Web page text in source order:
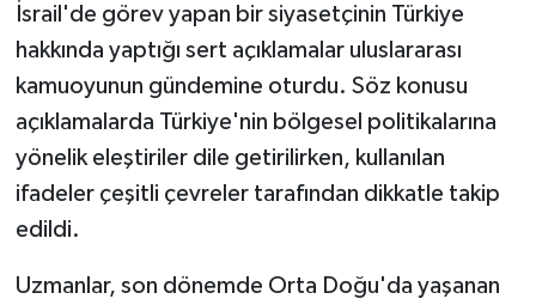
İsrail'de görev yapan bir siyasetçinin Türkiye
hakkında yaptığı sert açıklamalar uluslararası
kamuoyunun gündemine oturdu. Söz konusu
açıklamalarda Türkiye'nin bölgesel politikalarına
yönelik eleştiriler dile getirilirken, kullanılan
ifadeler çeşitli çevreler tarafından dikkatle takip
edildi.
Uzmanlar, son dönemde Orta Doğu'da yaşanan
YAŞAM